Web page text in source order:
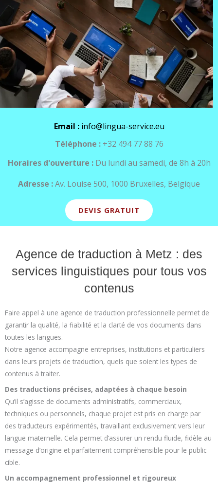
Email : info@lingua-service.eu
Téléphone :+32 494 77 88 76
Horaires d'ouverture : Du lundi au samedi, de 8h à 20h
Adresse :Av. Louise 500, 1000 Bruxelles, Belgique
DEVIS GRATUIT
Agence de traduction à Metz : des
services linguistiques pour tous vos
contenus
Faire appel à une agence de traduction professionnelle permet de
garantir la qualité, la fiabilité et la clarté de vos documents dans
toutes les langues.
Notre agence accompagne entreprises, institutions et particuliers
dans leurs projets de traduction, quels que soient les types de
contenus à traiter.
Des traductions précises, adaptées à chaque besoin
Qu’il s’agisse de documents administratifs, commerciaux,
techniques ou personnels, chaque projet est pris en charge par
des traducteurs expérimentés, travaillant exclusivement vers leur
langue maternelle. Cela permet d’assurer un rendu fluide, fidèle au
message d’origine et parfaitement compréhensible pour le public
cible.
Un accompagnement professionnel et rigoureux